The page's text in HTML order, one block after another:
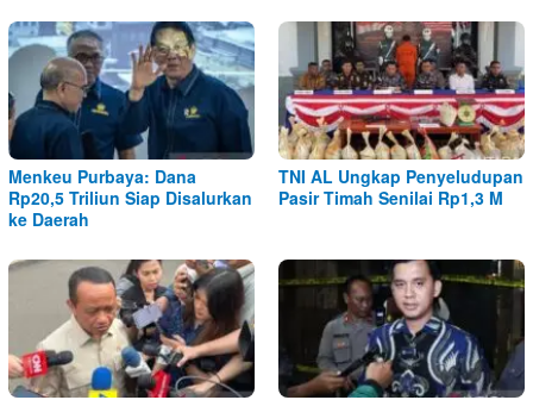
Menkeu Purbaya: Dana
Rp20,5 Triliun Siap Disalurkan
ke Daerah
TNI AL Ungkap Penyeludupan
Pasir Timah Senilai Rp1,3 M